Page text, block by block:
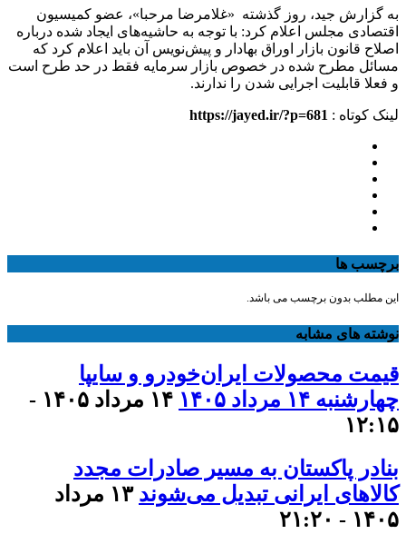
به گزارش جید، روز گذشته «غلامرضا مرحبا»، عضو کمیسیون
اقتصادی مجلس اعلام کرد: با توجه به حاشیه‌های ایجاد شده درباره
اصلاح قانون بازار اوراق بهادار و پیش‌نویس آن باید اعلام کرد که
مسائل مطرح شده در خصوص بازار سرمایه فقط در حد طرح است
و فعلا قابلیت اجرایی شدن را ندارند.
لینک کوتاه : https://jayed.ir/?p=681
برچسب ها
این مطلب بدون برچسب می باشد.
نوشته های مشابه
قیمت محصولات ایران‌خودرو و سایپا
چهارشنبه ۱۴ مرداد ۱۴۰۵
۱۴ مرداد ۱۴۰۵ -
۱۲:۱۵
بنادر پاکستان به مسیر صادرات مجدد
کالاهای ایرانی تبدیل می‌شوند
۱۳ مرداد
۱۴۰۵ - ۲۱:۲۰